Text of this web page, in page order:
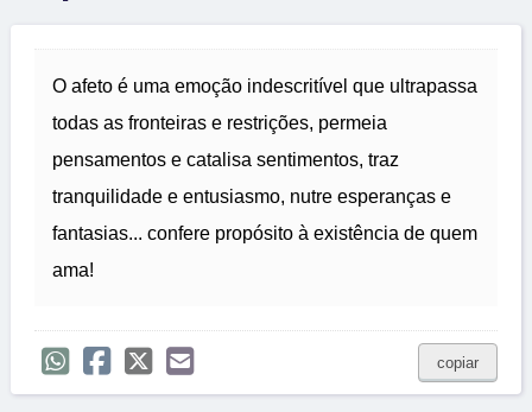
O afeto é uma emoção indescritível que ultrapassa
todas as fronteiras e restrições, permeia
pensamentos e catalisa sentimentos, traz
tranquilidade e entusiasmo, nutre esperanças e
fantasias... confere propósito à existência de quem
ama!
copiar